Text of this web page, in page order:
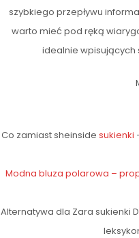
szybkiego przepływu
warto mieć pod ręką
idealnie wpisujących
Co zamiast sheinside sukienki
Modna bluza polarowa –
Alternatywa dla Zara sukienki